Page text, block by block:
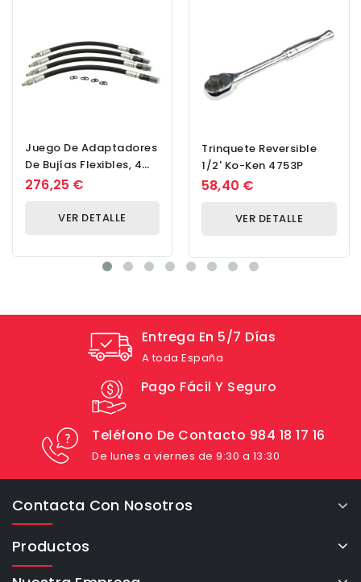
Juego De Adaptadores
De Bujías Flexibles, 4
Piezas.
276,25 €
VER DETALLE
Trinquete Reversible
1/2' Ko-Ken 4753P
58,40 €
VER DETALLE
Entrega En 5/7 Días
A toda España
Pago Fácil Y Seguro
Teléfono De Contacto 984 18 17 16
De lunes a viernes de 9:30 a 13:30
Contacta Con Nosotros
Productos